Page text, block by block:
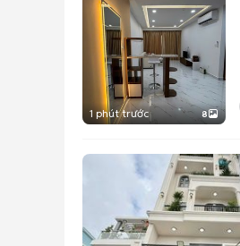
1 phút trước 8